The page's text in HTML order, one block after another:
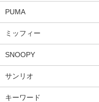
PUMA
ミッフィー
SNOOPY
サンリオ
キーワード